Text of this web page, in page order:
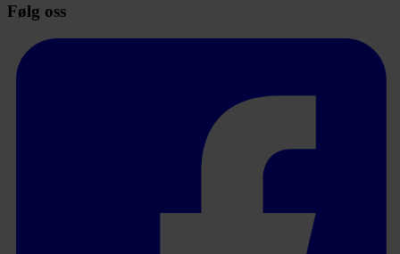
Følg oss